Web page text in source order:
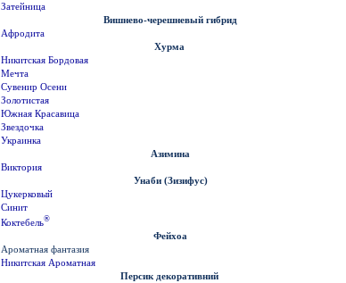
Затейница
Вишнево-черешневый гибрид
Афродита
Хурма
Никитская Бордовая
Мечта
Сувенир Осени
Золотистая
Южная Красавица
Звездочка
Украинка
Азимина
Виктория
Унаби (Зизифус)
Цукерковый
Синит
Коктебель®
Фейхоа
Ароматная фантазия
Никитская Ароматная
Персик декоративний